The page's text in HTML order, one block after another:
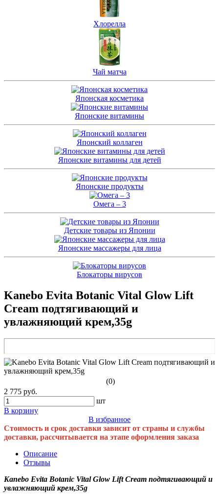
Хлорелла
Чай матча
Японская косметика
Японские витамины
Японский коллаген
Японские витамины для детей
Японские продукты
Омега – 3
Детские товары из Японии
Японские массажеры для лица
Блокаторы вирусов
Kanebo Evita Botanic Vital Glow Lift
Cream подтягивающий и
увлажняющий крем,35g
(0)
2 775 руб.
шт
В корзину
В избранное
Стоимость и срок доставки зависит от страны и службы
доставки, рассчитывается на этапе оформления заказа
Описание
Отзывы
Kanebo Evita Botanic Vital Glow Lift Cream подтягивающий и
увлажняющий крем,35g